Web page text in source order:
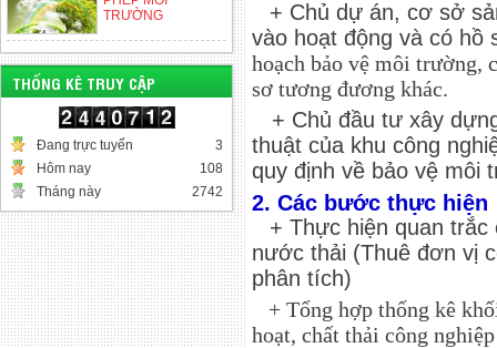
TRƯỜNG
THỐNG KÊ TRUY CẬP
Đang trực tuyến
3
Hôm nay
108
Tháng này
2742
+ Chủ dự án, cơ sở
vào hoạt động và có
hoạch bảo vệ môi trường,
sơ tương đương khác.
+ Chủ đầu tư xây
thuật của khu công
quy định về bảo vệ môi
2. Các bước thực hiện
+ Thực hiện quan
nước thải (Thuê đơn vị
phân tích)
+ Tổng hợp thống kê
hoạt, chất thải công